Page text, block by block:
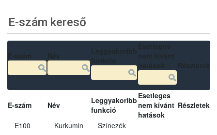
E-szám kereső
E-szám Név
Leggyakoribb
funkció
Esetleges
nem kívánt
hatások
Részletek
E100 Kurkumin Színezék